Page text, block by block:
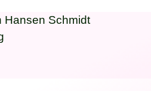
Hansen Schmidt